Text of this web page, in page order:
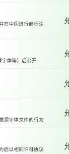
在中国进行商标注
字体等）后公开
源字体文件的行为
后以相同许可协议